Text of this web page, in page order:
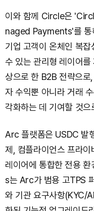
이와 함께 Circle은
naged Payments'를 통
기업 고객이 온체인 복
수 있는 관리형 레이어
상으로 한 B2B 전략으
자 수익뿐 아니라 거래
각화하는 데 기여할 것으
Arc 플랫폼은 USDC 발
제, 컴플라이언스 프라
레이어에 통합한 전용
s는 Arc가 범용 고TPS
와 기관 요구사항(KYC/